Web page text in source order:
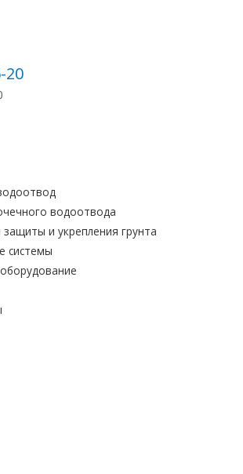
20
водоотвода
и укрепления грунта
системы